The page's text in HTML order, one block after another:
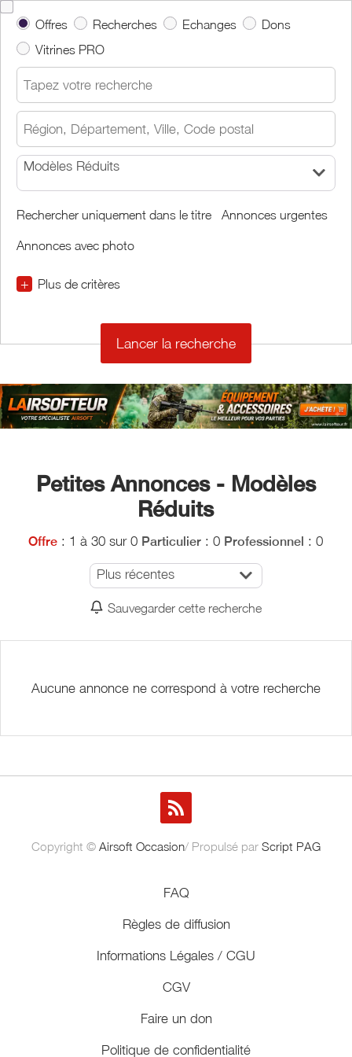
Offres Recherches Echanges
Dons
Vitrines PRO
Modèles Réduits
Rechercher uniquement dans le titre Annonces urgentes
Annonces avec photo
+ Plus de critères
Petites Annonces - Modèles
Réduits
Offre : 1 à 30 sur 0 Particulier : 0 Professionnel : 0
Plus récentes
Sauvegarder cette recherche
Aucune annonce ne correspond à votre recherche
Copyright © Airsoft Occasion/ Propulsé par Script PAG
FAQ
Règles de diffusion
Informations Légales / CGU
CGV
Faire un don
Politique de confidentialité